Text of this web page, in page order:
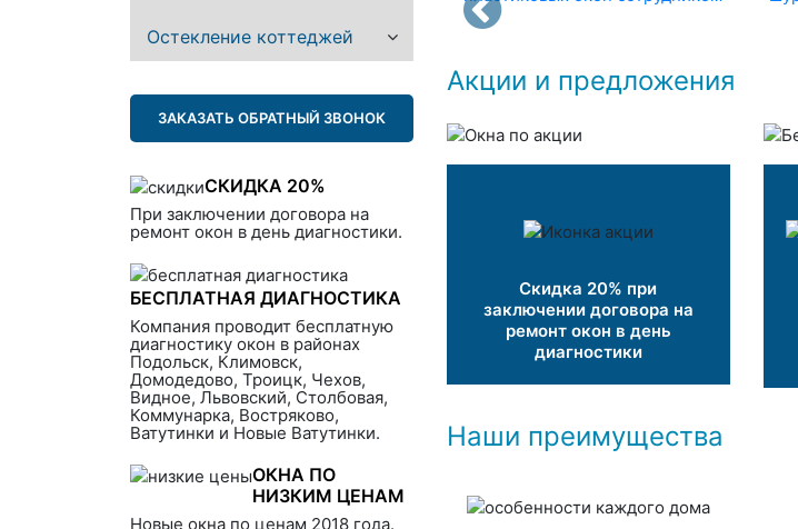
Остекление коттеджей
ЗАКАЗАТЬ ОБРАТНЫЙ ЗВОНОК
СКИДКА 20%
При заключении договора на
ремонт окон в день диагностики.
БЕСПЛАТНАЯ ДИАГНОСТИКА
Компания проводит бесплатную
диагностику окон в районах
Подольск, Климовск,
Домодедово, Троицк, Чехов,
Видное, Львовский, Столбовая,
Коммунарка, Востряково,
Ватутинки и Новые Ватутинки.
ОКНА ПО
НИЗКИМ ЦЕНАМ
Новые окна по ценам 2018 года.
Акции и предложения
Скидка 20% при
заключении договора на
ремонт окон в день
диагностики
Наши преимущества